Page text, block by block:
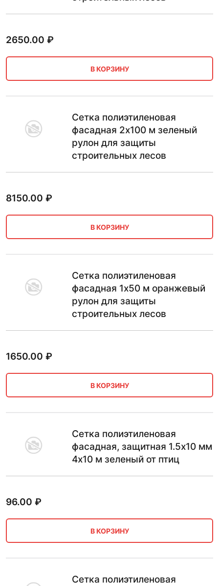
2650.00 ₽
В КОРЗИНУ
Сетка полиэтиленовая
фасадная 2х100 м зеленый
рулон для защиты
строительных лесов
8150.00 ₽
В КОРЗИНУ
Сетка полиэтиленовая
фасадная 1х50 м оранжевый
рулон для защиты
строительных лесов
1650.00 ₽
В КОРЗИНУ
Сетка полиэтиленовая
фасадная, защитная 1.5х10 мм
4х10 м зеленый от птиц
96.00 ₽
В КОРЗИНУ
Сетка полиэтиленовая